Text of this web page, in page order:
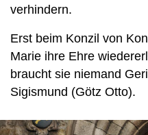
verhindern.
Erst beim Konzil von
Marie ihre Ehre
braucht sie niemand
Sigismund (Götz Otto).